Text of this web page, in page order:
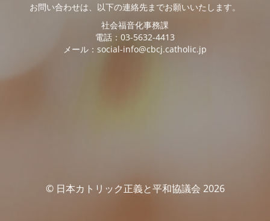
お問い合わせは、以下の連絡先までお願いいたします。
社会福音化事務課
電話：03-5632-4413
メール：social-info@cbcj.catholic.jp
© 日本カトリック正義と平和協議会 2026